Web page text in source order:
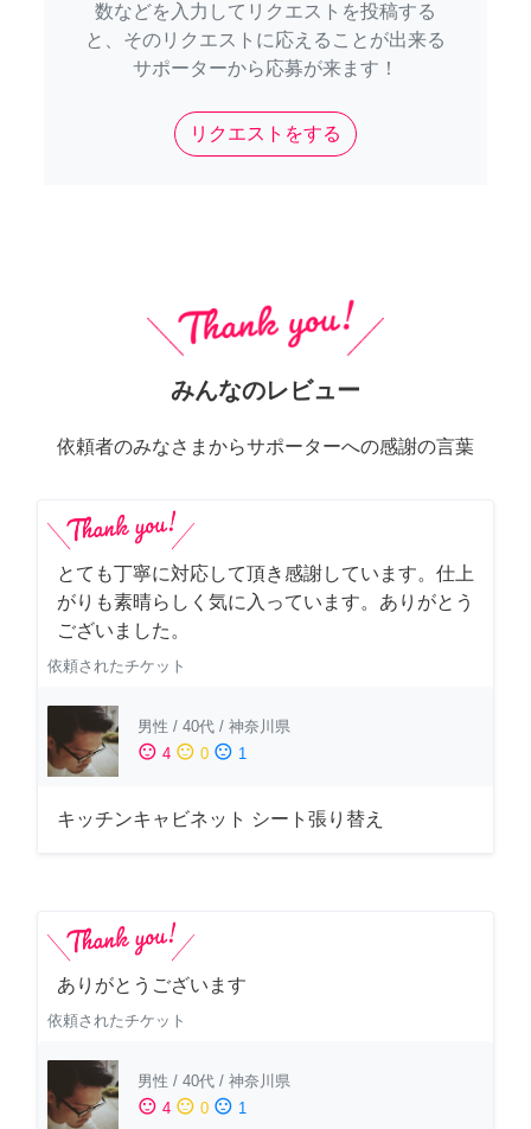
数などを入力してリクエストを投稿する
と、そのリクエストに応えることが出来る
サポーターから応募が来ます！
リクエストをする
みんなのレビュー
依頼者のみなさまからサポーターへの感謝の言葉
とても丁寧に対応して頂き感謝しています。仕上
がりも素晴らしく気に入っています。ありがとう
ございました。
依頼されたチケット
男性 / 40代 / 神奈川県
sentiment_satisfied 4 sentiment_neutral 0 sentiment_dissatisfied 1
キッチンキャビネット シート張り替え
ありがとうございます
依頼されたチケット
男性 / 40代 / 神奈川県
sentiment_satisfied 4 sentiment_neutral 0 sentiment_dissatisfied 1